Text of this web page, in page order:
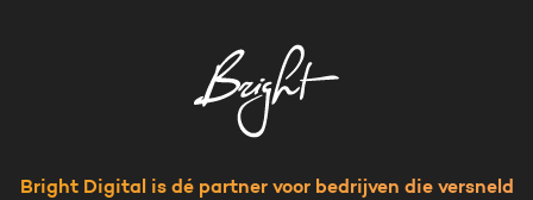
Bright Digital is dé partner voor bedrijven die versneld